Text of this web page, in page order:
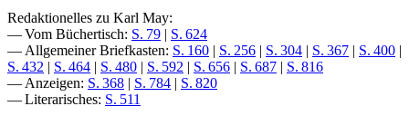
Redaktionelles zu Karl May:
— Vom Büchertisch: S. 79 | S. 624
— Allgemeiner Briefkasten: S. 160 | S. 256 | S. 304 | S. 367 | S. 400 |
S. 432 | S. 464 | S. 480 | S. 592 | S. 656 | S. 687 | S. 816
— Anzeigen: S. 368 | S. 784 | S. 820
— Literarisches: S. 511